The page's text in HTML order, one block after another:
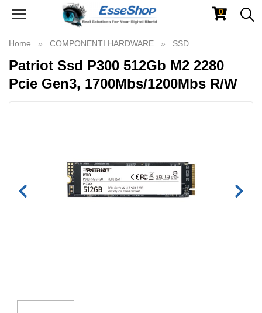
Toggle
0
Home COMPONENTI HARDWARE SSD
Patriot Ssd P300 512Gb M2 2280
Pcie Gen3, 1700Mbs/1200Mbs R/W